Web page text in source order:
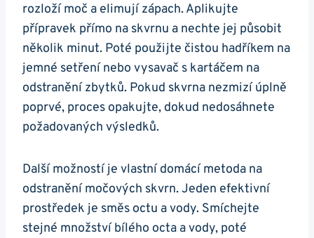
rozloží moč a elimují zápach. Aplikujte
přípravek přímo na skvrnu a nechte jej působit
několik minut. Poté použijte čistou hadříkem na
jemné setření nebo vysavač s kartáčem na
odstranění zbytků. Pokud skvrna nezmizí úplně
poprvé, proces opakujte, dokud nedosáhnete
požadovaných výsledků.
Další možností je vlastní domácí metoda na
odstranění močových skvrn. Jeden efektivní
prostředek je směs octu a vody. Smíchejte
stejné množství bílého octa a vody, poté